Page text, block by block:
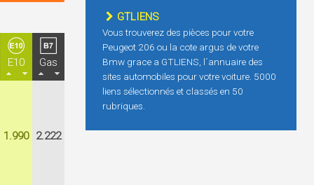
E10
Gas
1.990 2.222
GTLIENS
Vous trouverez des pièces pour votre
Peugeot 206 ou la cote argus de votre
Bmw grace a GTLIENS, l´annuaire des
sites automobiles pour votre voiture. 5000
liens sélectionnés et classés en 50
rubriques.